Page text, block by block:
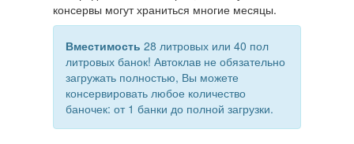
консервы могут храниться многие месяцы.
Вместимость 28 литровых или 40 пол
литровых банок! Автоклав не обязательно
загружать полностью, Вы можете
консервировать любое количество
баночек: от 1 банки до полной загрузки.